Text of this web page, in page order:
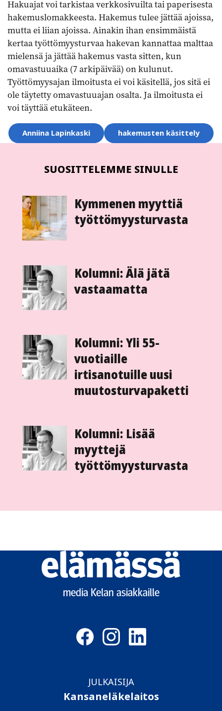
Hakuajat voi tarkistaa verkkosivuilta tai paperisesta
hakemuslomakkeesta. Hakemus tulee jättää ajoissa,
mutta ei liian ajoissa. Ainakin ihan ensimmäistä
kertaa työttömyysturvaa hakevan kannattaa malttaa
mielensä ja jättää hakemus vasta sitten, kun
omavastuuaika (7 arkipäivää) on kulunut.
Työttömyysajan ilmoitusta ei voi käsitellä, jos sitä ei
ole täytetty omavastuuajan osalta. Ja ilmoitusta ei
voi täyttää etukäteen.
Aihesanat
Anniina Lapinkaski hakemusten käsittely
SUOSITTELEMME SINULLE
Kymmenen myyttiä
työttömyysturvasta
Kolumni: Älä jätä
vastaamatta
Kolumni: Yli 55-
vuotiaille
irtisanotuille uusi
muutosturvapaketti
Kolumni: Lisää
myyttejä
työttömyysturvasta
Elämässä
logo
media Kelan asiakkaille
JULKAISIJA
Kansaneläkelaitos